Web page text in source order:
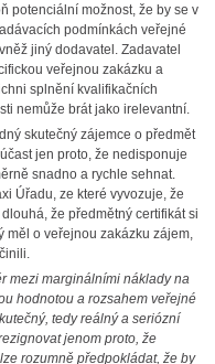
potenciální možnost, že by se v
podmínkách veřejné
jiný dodavatel. Zadavatel
veřejnou zakázku a
splnění kvalifikačních
nemůže brát jako irelevantní.
skutečný zájemce o předmět
jen proto, že nedisponuje
snadno a rychle sehnat.
Úřadu, ze které vyvozuje, že
dlouhá, že předmětný certifikát si
měl o veřejnou zakázku zájem,
mezi marginálními náklady na
hodnotou a rozsahem veřejné
tedy reálný a seriózní
jenom proto, že
rozumně předpokládat, že by